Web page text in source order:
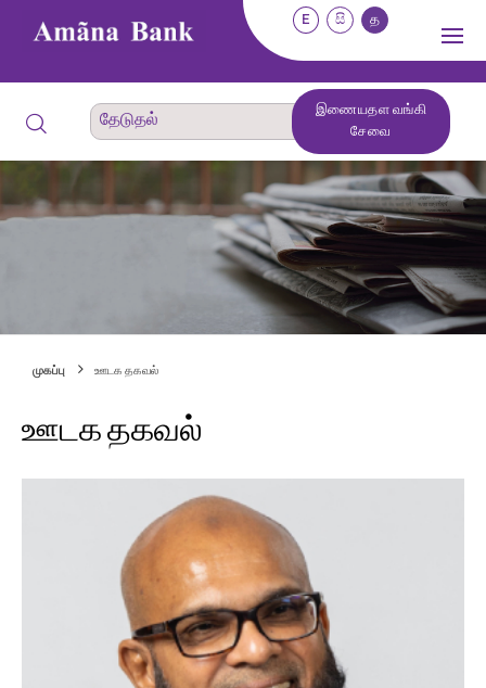
E සි த
இணையதள வங்கி
சேவை
முகப்பு ஊடக தகவல்
ஊடக தகவல்